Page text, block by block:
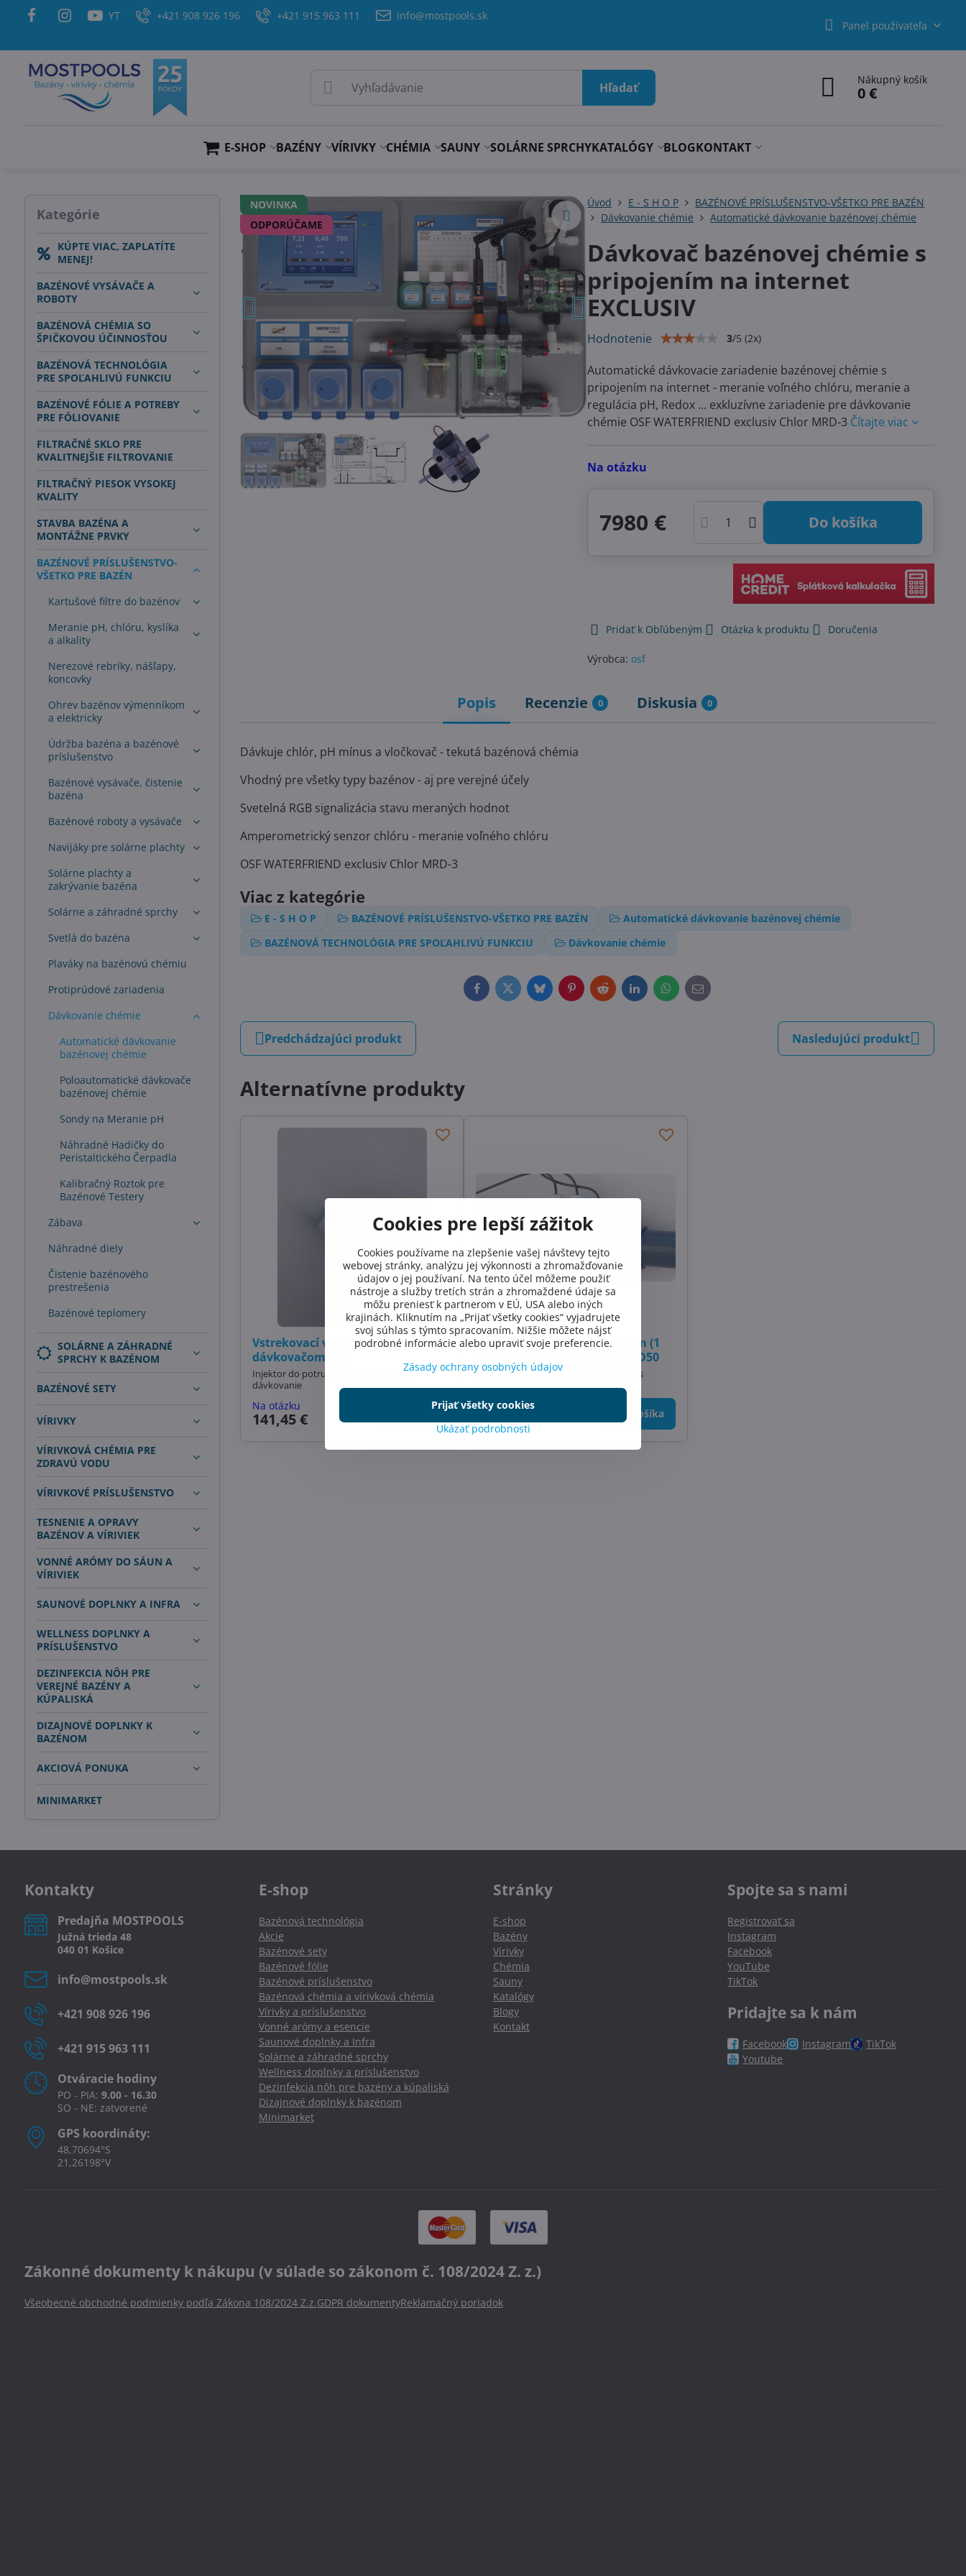
YT +421 908 926 196 +421 915 963 111 info@mostpools.sk
Panel používateľa
Hľadať
Nákupný košík
0 €
E-SHOP BAZÉNY VÍRIVKY CHÉMIA SAUNY SOLÁRNE SPRCHYKATALÓGY BLOGKONTAKT
NOVINKA
ODPORÚČAME
Úvod E - S H O P
BAZÉNOVÉ PRÍSLUŠENSTVO-VŠETKO PRE BAZÉN
Dávkovanie chémie
Automatické dávkovanie bazénovej chémie
Dávkovač bazénovej chémie s
pripojením na internet
EXCLUSIV
Hodnotenie 3/5 (2x)
Automatické dávkovacie zariadenie bazénovej chémie s
pripojením na internet - meranie voľného chlóru, meranie a
regulácia pH, Redox ... exkluzívne zariadenie pre dávkovanie
chémie OSF WATERFRIEND exclusiv Chlor MRD-3 Čítajte viac
Na otázku
7980 € Do košíka
Pridať k Obľúbeným Otázka k produktu Doručenia
Výrobca: osf
Popis Recenzie 0 Diskusia 0
Dávkuje chlór, pH mínus a vločkovač - tekutá bazénová chémia
Vhodný pre všetky typy bazénov - aj pre verejné účely
Svetelná RGB signalizácia stavu meraných hodnot
Amperometrický senzor chlóru - meranie voľného chlóru
OSF WATERFRIEND exclusiv Chlor MRD-3
Viac z kategórie
E - S H O P BAZÉNOVÉ PRÍSLUŠENSTVO-VŠETKO PRE BAZÉN
Automatické dávkovanie bazénovej chémie
BAZÉNOVÁ TECHNOLÓGIA PRE SPOĽAHLIVÚ FUNKCIU
Dávkovanie chémie
FacebookTwitterBlueskyPinterestRedditLinkedInWhatsApp
E-
mail
Predchádzajúci produkt Nasledujúci produkt
Alternatívne produkty
Vstrekovací ventil OSF 1/2" k
dávkovačom OSF
Injektor do potrubia pre automatické
dávkovanie
Na otázku
141,45 € Do košíka
Priehľadný držiak sond 50mm (1
1/2") pre bazénové potrubie D50
Držiak na sondy a čidlá transparentný s
Skladom
54,33 € Do košíka
Kategórie
KÚPTE VIAC, ZAPLATÍTE
MENEJ!
BAZÉNOVÉ VYSÁVAČE A
ROBOTY
BAZÉNOVÁ CHÉMIA SO
ŠPIČKOVOU ÚČINNOSŤOU
BAZÉNOVÁ TECHNOLÓGIA
PRE SPOĽAHLIVÚ FUNKCIU
BAZÉNOVÉ FÓLIE A POTREBY
PRE FÓLIOVANIE
FILTRAČNÉ SKLO PRE
KVALITNEJŠIE FILTROVANIE
FILTRAČNÝ PIESOK VYSOKEJ
KVALITY
STAVBA BAZÉNA A
MONTÁŽNE PRVKY
BAZÉNOVÉ PRÍSLUŠENSTVO-
VŠETKO PRE BAZÉN
Kartušové filtre do bazénov
Meranie pH, chlóru, kyslíka
a alkality
Nerezové rebríky, nášľapy,
koncovky
Ohrev bazénov výmenníkom
a elektricky
Údržba bazéna a bazénové
príslušenstvo
Bazénové vysávače, čistenie
bazéna
Bazénové roboty a vysávače
Navijáky pre solárne plachty
Solárne plachty a
zakrývanie bazéna
Solárne a záhradné sprchy
Svetlá do bazéna
Plaváky na bazénovú chémiu
Protiprúdové zariadenia
Dávkovanie chémie
Automatické dávkovanie
bazénovej chémie
Poloautomatické dávkovače
bazénovej chémie
Sondy na Meranie pH
Náhradné Hadičky do
Peristaltického Čerpadla
Kalibračný Roztok pre
Bazénové Testery
Zábava
Náhradné diely
Čistenie bazénového
prestrešenia
Bazénové teplomery
SOLÁRNE A ZÁHRADNÉ
SPRCHY K BAZÉNOM
BAZÉNOVÉ SETY
VÍRIVKY
VÍRIVKOVÁ CHÉMIA PRE
ZDRAVÚ VODU
VÍRIVKOVÉ PRÍSLUŠENSTVO
TESNENIE A OPRAVY
BAZÉNOV A VÍRIVIEK
VONNÉ ARÓMY DO SÁUN A
VÍRIVIEK
SAUNOVÉ DOPLNKY A INFRA
WELLNESS DOPLNKY A
PRÍSLUŠENSTVO
DEZINFEKCIA NÔH PRE
VEREJNÉ BAZÉNY A
KÚPALISKÁ
DIZAJNOVÉ DOPLNKY K
BAZÉNOM
AKCIOVÁ PONUKA
MINIMARKET
Kontakty
Predajňa MOSTPOOLS
Južná trieda 48
040 01 Košice
info​@mostpools​.sk
+421 908 926 196
+421 915 963 111
Otváracie hodiny
PO - PIA: 9.00 - 16.30
SO - NE: zatvorené
GPS koordináty:
48,70694°S
21,26198°V
E-shop
Bazénová technológia
Akcie
Bazénové sety
Bazénové fólie
Bazénové príslušenstvo
Bazénová chémia a vírivková chémia
Vírivky a príslušenstvo
Vonné arómy a esencie
Saunové doplnky a Infra
Solárne a záhradné sprchy
Wellness doplnky a príslušenstvo
Dezinfekcia nôh pre bazény a kúpaliská
Dizajnové doplnky k bazénom
Minimarket
Stránky
E-shop
Bazény
Vírivky
Chémia
Sauny
Katalógy
Blogy
Kontakt
Spojte sa s nami
Registrovať sa
Instagram
Facebook
YouTube
TikTok
Pridajte sa k nám
Facebook Instagram
TikTok
Youtube
Zákonné dokumenty k nákupu (v súlade so zákonom č. 108/2024 Z. z.)
Všeobecné obchodné podmienky podľa Zákona 108/2024 Z.z.GDPR dokumentyReklamačný poriadok
Cookies pre lepší zážitok
Cookies používame na zlepšenie vašej návštevy tejto
webovej stránky, analýzu jej výkonnosti a zhromažďovanie
údajov o jej používaní. Na tento účel môžeme použiť
nástroje a služby tretích strán a zhromaždené údaje sa
môžu preniesť k partnerom v EÚ, USA alebo iných
krajinách. Kliknutím na „Prijať všetky cookies“ vyjadrujete
svoj súhlas s týmto spracovaním. Nižšie môžete nájsť
podrobné informácie alebo upraviť svoje preferencie.
Zásady ochrany osobných údajov
Ukázať podrobnosti
Prijať všetky cookies